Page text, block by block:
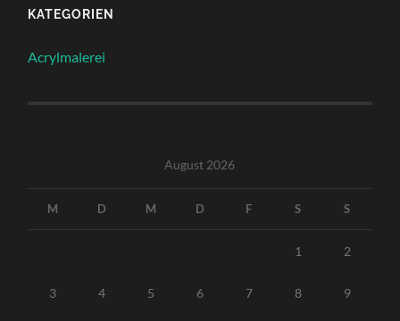
KATEGORIEN
Acrylmalerei
August 2026
M D M D F S S
1 2
3 4 5 6 7 8 9